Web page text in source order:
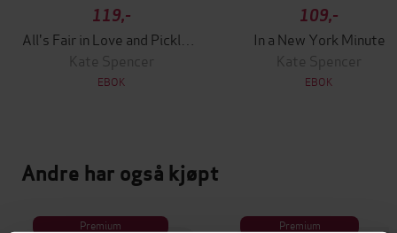
119,-
Kate Spencer
EBOK
109,-
In a New York Minute
Kate Spencer
EBOK
Andre har også kjøpt
Premium
Premium